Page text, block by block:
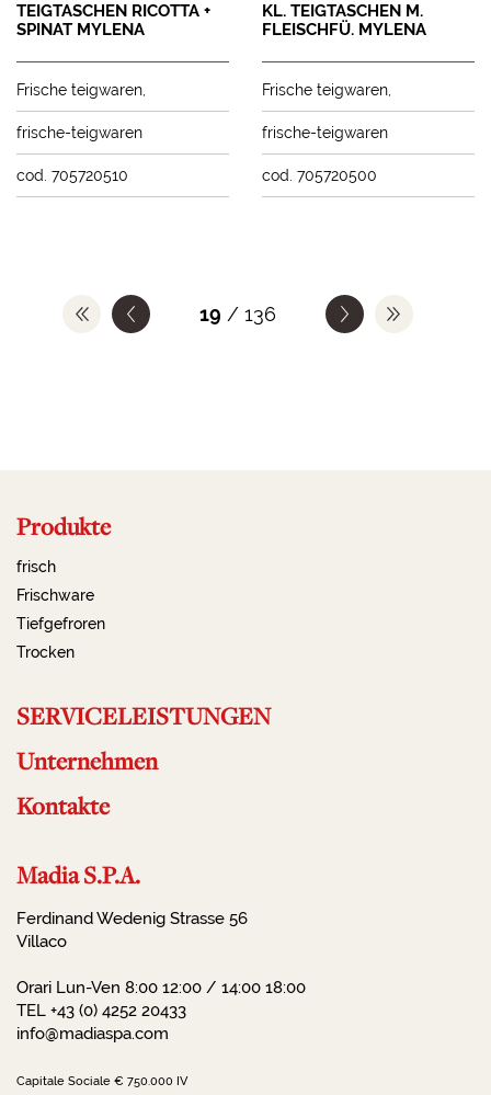
TEIGTASCHEN RICOTTA +
SPINAT MYLENA
Frische teigwaren
frische-teigwaren
cod. 705720510
KL. TEIGTASCHEN M.
FLEISCHFÜ. MYLENA
Frische teigwaren
frische-teigwaren
cod. 705720500
19 / 136
Produkte
frisch
Frischware
Tiefgefroren
Trocken
SERVICELEISTUNGEN
Unternehmen
Kontakte
Madia S.P.A.
Ferdinand Wedenig Strasse 56
Villaco
Orari Lun-Ven 8:00 12:00 / 14:00 18:00
TEL +43 (0) 4252 20433
info@madiaspa.com
Capitale Sociale € 750.000 IV